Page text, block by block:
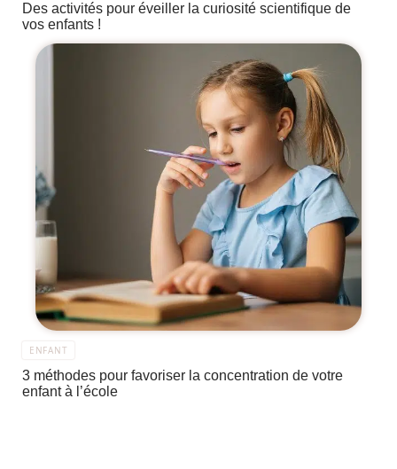
Des activités pour éveiller la curiosité scientifique de
vos enfants !
ENFANT
3 méthodes pour favoriser la concentration de votre
enfant à l’école